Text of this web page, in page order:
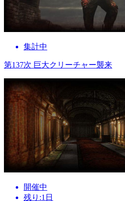
集計中
第137次 巨大クリーチャー襲来
開催中
残り:1日